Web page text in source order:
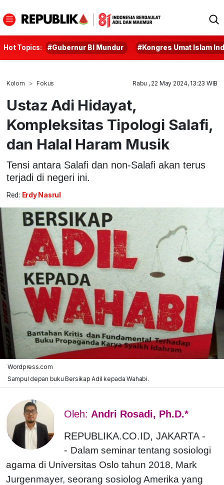
Hot Topics: #Gubernur BI Mundur #Kongres Umat Islam
Kolom Fokus Rabu , 22 May 2024, 13:23 WIB
Ustaz Adi Hidayat,
Kompleksitas Tipologi Salafi,
dan Halal Haram Musik
Tensi antara Salafi dan non-Salafi akan terus
terjadi di negeri ini.
Red: Erdy Nasrul
Wordpress.com
Sampul depan buku Bersikap Adil kepada Wahabi.
Oleh: Andri Rosadi, Ph.D.*
REPUBLIKA.CO.ID, JAKARTA -
- Dalam seminar tentang sosiologi
agama di Universitas Oslo tahun 2018, Mark
Jurgenmayer, seorang sosiolog Amerika yang